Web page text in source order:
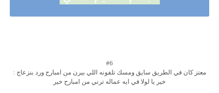
#6
معتز كان في الطريق سايق ومسك تلفونه اللي بيرن من امبارح ورد بنزعاج :
خير يا لولا في ايه عماله ترني من امبارح خير